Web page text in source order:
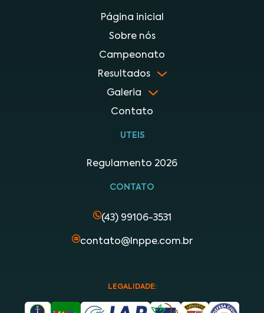
Página inicial
Sobre nós
Campeonato
Resultados
Galeria
Contato
UTEIS
Regulamento 2026
CONTATO
(43) 99106-3531
contato@lnppe.com.br
LEGALIDADE: